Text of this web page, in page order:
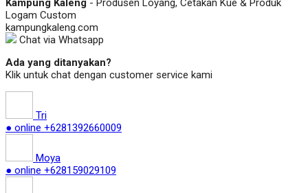
Kampung Kaleng - Produsen Loyang, Cetakan Kue & Produk
Logam Custom
kampungkaleng.com
Chat via Whatsapp
Ada yang ditanyakan?
Klik untuk chat dengan customer service kami
Tri
● online +6281392660009
Moya
● online +628159029109